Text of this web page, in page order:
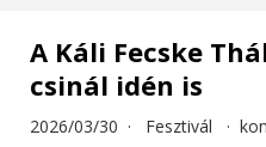
A Káli Fecske
csinál idén is
2026/03/30 · Fesztivál ·